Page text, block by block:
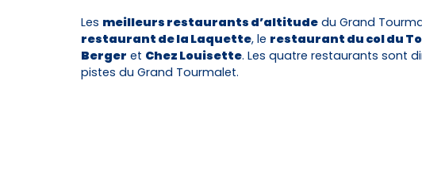
Les meilleurs restaurants d’altitude du Grand
restaurant de la Laquette, le restaurant du col du
Berger et Chez Louisette. Les quatre restaurants sont
pistes du Grand Tourmalet.